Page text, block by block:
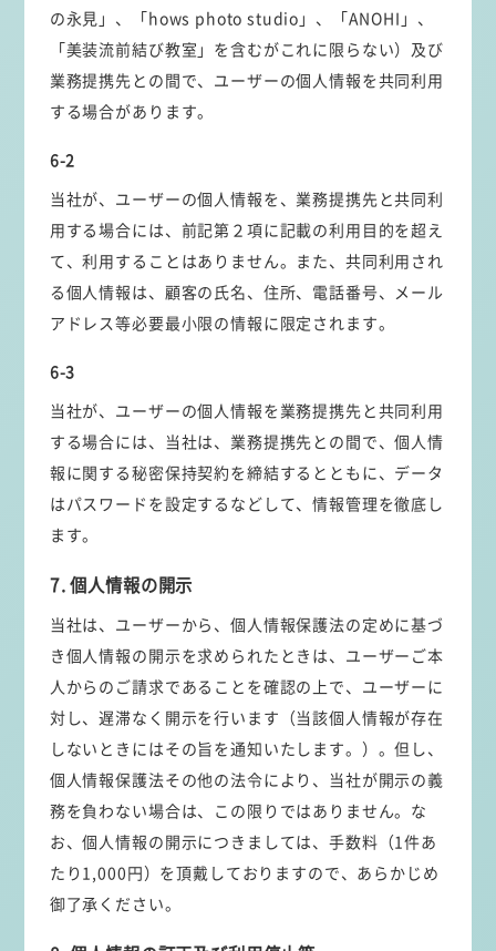
の永見」、「hows photo studio」、「ANOHI」、
「美装流前結び教室」を含むがこれに限らない）及び
業務提携先との間で、ユーザーの個人情報を共同利用
する場合があります。
6-2
当社が、ユーザーの個人情報を、業務提携先と共同利
用する場合には、前記第２項に記載の利用目的を超え
て、利用することはありません。また、共同利用され
る個人情報は、顧客の氏名、住所、電話番号、メール
アドレス等必要最小限の情報に限定されます。
6-3
当社が、ユーザーの個人情報を業務提携先と共同利用
する場合には、当社は、業務提携先との間で、個人情
報に関する秘密保持契約を締結するとともに、データ
はパスワードを設定するなどして、情報管理を徹底し
ます。
7. 個人情報の開示
当社は、ユーザーから、個人情報保護法の定めに基づ
き個人情報の開示を求められたときは、ユーザーご本
人からのご請求であることを確認の上で、ユーザーに
対し、遅滞なく開示を行います（当該個人情報が存在
しないときにはその旨を通知いたします。）。但し、
個人情報保護法その他の法令により、当社が開示の義
務を負わない場合は、この限りではありません。な
お、個人情報の開示につきましては、手数料（1件あ
たり1,000円）を頂戴しておりますので、あらかじめ
御了承ください。